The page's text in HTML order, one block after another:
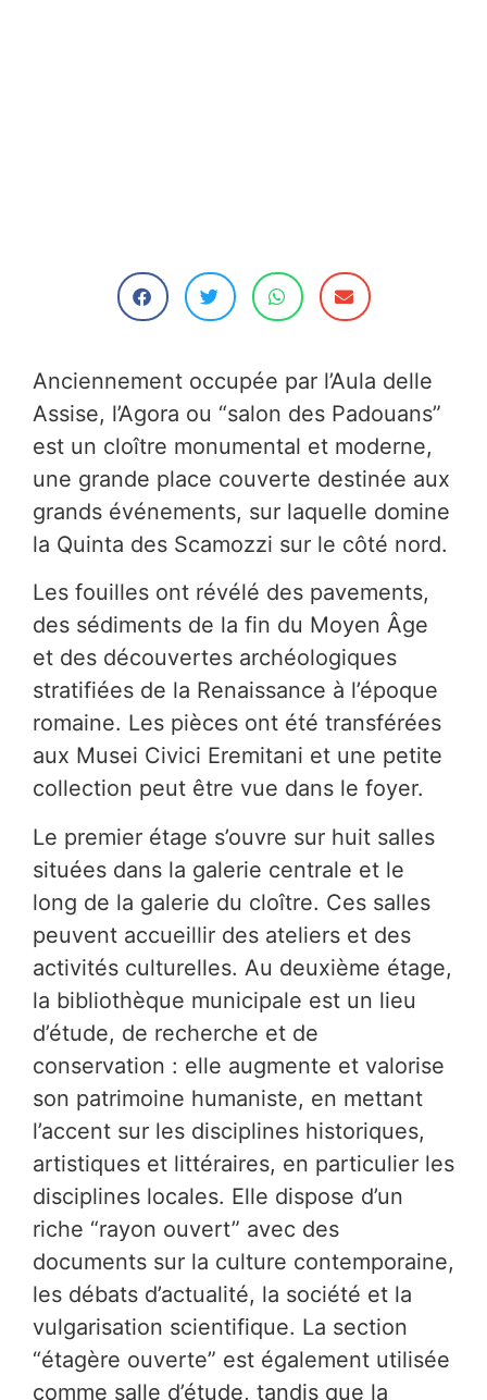
Anciennement occupée par l’Aula delle
Assise, l’Agora ou “salon des Padouans”
est un cloître monumental et moderne,
une grande place couverte destinée aux
grands événements, sur laquelle domine
la Quinta des Scamozzi sur le côté nord.
Les fouilles ont révélé des pavements,
des sédiments de la fin du Moyen Âge
et des découvertes archéologiques
stratifiées de la Renaissance à l’époque
romaine. Les pièces ont été transférées
aux Musei Civici Eremitani et une petite
collection peut être vue dans le foyer.
Le premier étage s’ouvre sur huit salles
situées dans la galerie centrale et le
long de la galerie du cloître. Ces salles
peuvent accueillir des ateliers et des
activités culturelles. Au deuxième étage,
la bibliothèque municipale est un lieu
d’étude, de recherche et de
conservation : elle augmente et valorise
son patrimoine humaniste, en mettant
l’accent sur les disciplines historiques,
artistiques et littéraires, en particulier les
disciplines locales. Elle dispose d’un
riche “rayon ouvert” avec des
documents sur la culture contemporaine,
les débats d’actualité, la société et la
vulgarisation scientifique. La section
“étagère ouverte” est également utilisée
comme salle d’étude, tandis que la